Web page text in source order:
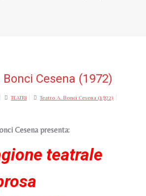
Cesena (1972)
TEATRI Teatro A. Bonci Cesena (1972)
Cesena presenta:
teatrale